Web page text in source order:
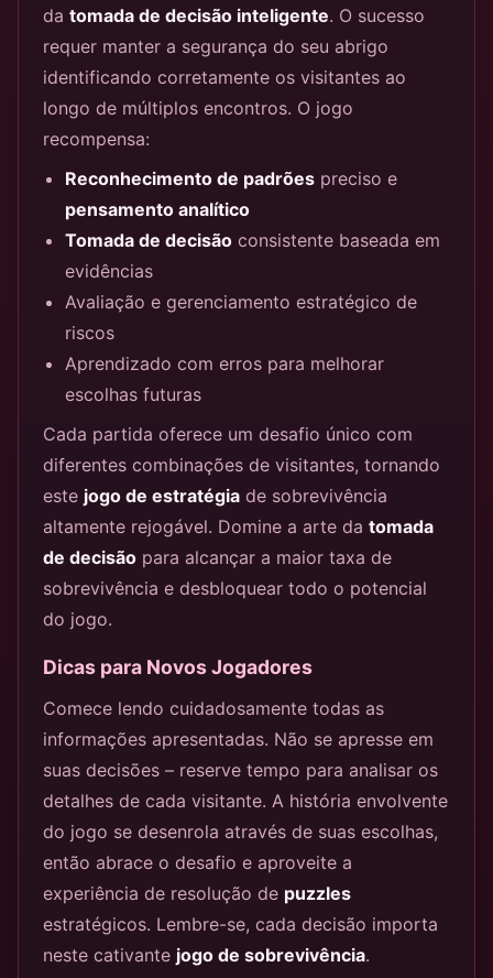
da tomada de decisão inteligente. O sucesso
requer manter a segurança do seu abrigo
identificando corretamente os visitantes ao
longo de múltiplos encontros. O jogo
recompensa:
Reconhecimento de padrões preciso e
pensamento analítico
Tomada de decisão consistente baseada em
evidências
Avaliação e gerenciamento estratégico de
riscos
Aprendizado com erros para melhorar
escolhas futuras
Cada partida oferece um desafio único com
diferentes combinações de visitantes, tornando
este jogo de estratégia de sobrevivência
altamente rejogável. Domine a arte da tomada
de decisão para alcançar a maior taxa de
sobrevivência e desbloquear todo o potencial
do jogo.
Dicas para Novos Jogadores
Comece lendo cuidadosamente todas as
informações apresentadas. Não se apresse em
suas decisões – reserve tempo para analisar os
detalhes de cada visitante. A história envolvente
do jogo se desenrola através de suas escolhas,
então abrace o desafio e aproveite a
experiência de resolução de puzzles
estratégicos. Lembre-se, cada decisão importa
neste cativante jogo de sobrevivência.